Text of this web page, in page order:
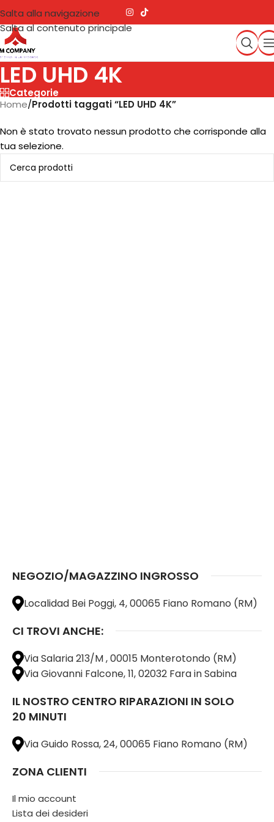
Salta alla navigazione
Salta al contenuto principale
LED UHD 4K
Categorie
Home/Prodotti taggati “LED UHD 4K”
Non è stato trovato nessun prodotto che corrisponde alla
tua selezione.
NEGOZIO/MAGAZZINO INGROSSO
Localidad Bei Poggi, 4, 00065 Fiano Romano (RM)
CI TROVI ANCHE:
Via Salaria 213/M , 00015 Monterotondo (RM)
Via Giovanni Falcone, 11, 02032 Fara in Sabina
IL NOSTRO CENTRO RIPARAZIONI IN SOLO
20 MINUTI
Via Guido Rossa, 24, 00065 Fiano Romano (RM)
ZONA CLIENTI
Il mio account
Lista dei desideri